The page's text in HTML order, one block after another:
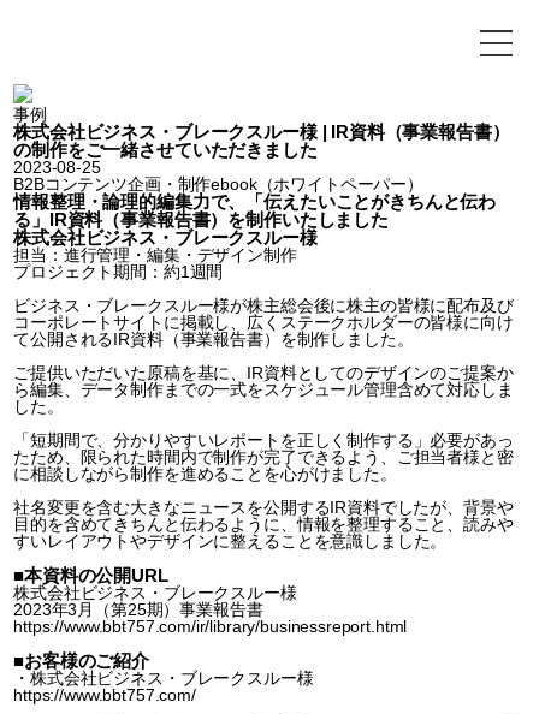
事例
株式会社ビジネス・ブレークスルー様 | IR資料（事業報告書）
の制作をご一緒させていただきました
2023-08-25
B2Bコンテンツ企画・制作ebook（ホワイトペーパー）
情報整理・論理的編集力で、「伝えたいことがきちんと伝わ
る」IR資料（事業報告書）を制作いたしました
株式会社ビジネス・ブレークスルー様
担当： 進行管理・編集・デザイン制作
プロジェクト期間：約1週間
ビジネス・ブレークスルー様が株主総会後に株主の皆様に配布及び
コーポレートサイトに掲載し、広くステークホルダーの皆様に向け
て公開されるIR資料（事業報告書）を制作しました。
ご提供いただいた原稿を基に、IR資料としてのデザインのご提案か
ら編集、データ制作までの一式をスケジュール管理含めて対応しま
した。
「短期間で、分かりやすいレポートを正しく制作する」必要があっ
たため、限られた時間内で制作が完了できるよう、ご担当者様と密
に相談しながら制作を進めることを心がけました。
社名変更を含む大きなニュースを公開するIR資料でしたが、背景や
目的を含めてきちんと伝わるように、情報を整理すること、読みや
すいレイアウトやデザインに整えることを意識しました。
■本資料の公開URL
株式会社ビジネス・ブレークスルー様
2023年3月（第25期）事業報告書
https://www.bbt757.com/ir/library/businessreport.html
■お客様のご紹介
・株式会社ビジネス・ブレークスルー様
https://www.bbt757.com/